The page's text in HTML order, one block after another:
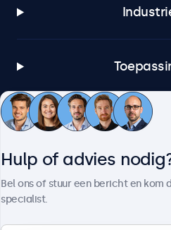
Hulp of advies
Bel ons of stuur een bericht en
specialist.